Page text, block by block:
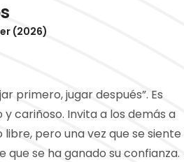
(2026)
primero, jugar después”. Es
cariñoso. Invita a los demás a
pero una vez que se siente
que se ha ganado su confianza.